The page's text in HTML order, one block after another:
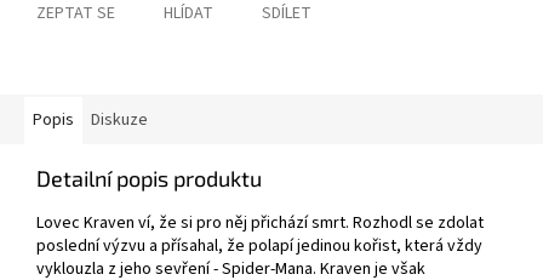
ZEPTAT SE HLÍDAT SDÍLET
Popis Diskuze
Detailní popis produktu
Lovec Kraven ví, že si pro něj přichází smrt. Rozhodl se zdolat
poslední výzvu a přísahal, že polapí jedinou kořist, která vždy
vyklouzla z jeho sevření - Spider-Mana. Kraven je však